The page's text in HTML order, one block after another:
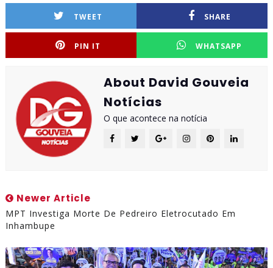
TWEET SHARE
PIN IT WHATSAPP
About David Gouveia
Notícias
O que acontece na notícia
Newer Article
MPT Investiga Morte De Pedreiro Eletrocutado Em
Inhambupe